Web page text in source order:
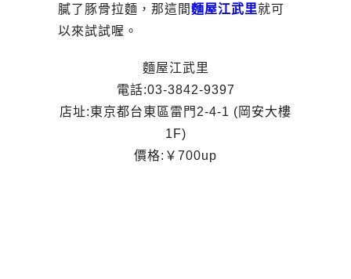
膩了豚骨拉麵，那這間麵屋江武里就可
以來試試喔。
麵屋江武里
電話:03-3842-9397
店址:東京都台東區雷門2-4-1 (岡安大樓
1F)
價格:￥700up